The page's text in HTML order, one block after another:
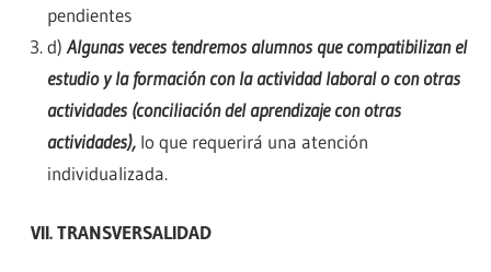
pendientes
d) Algunas veces tendremos alumnos que compatibilizan el
estudio y la formación con la actividad laboral o con otras
actividades (conciliación del aprendizaje con otras
actividades), lo que requerirá una atención
individualizada.
VII. TRANSVERSALIDAD